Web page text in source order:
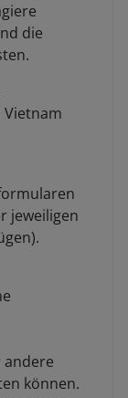
die
jeweiligen
können.